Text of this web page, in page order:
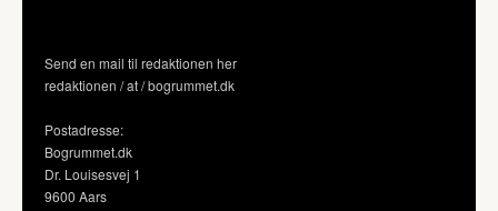
Send en mail til redaktionen her
redaktionen / at / bogrummet.dk
Postadresse:
Bogrummet.dk
Dr. Louisesvej 1
9600 Aars